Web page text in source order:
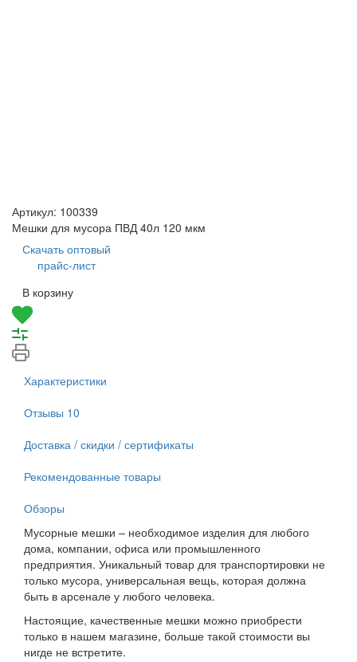
Артикул: 100339
Мешки для мусора ПВД 40л 120 мкм
Скачать оптовый
прайс-лист
В корзину
Характеристики
Отзывы 10
Доставка / скидки / сертификаты
Рекомендованные товары
Обзоры
Мусорные мешки – необходимое изделия для любого
дома, компании, офиса или промышленного
предприятия. Уникальный товар для транспортировки не
только мусора, универсальная вещь, которая должна
быть в арсенале у любого человека.
Настоящие, качественные мешки можно приобрести
только в нашем магазине, больше такой стоимости вы
нигде не встретите.